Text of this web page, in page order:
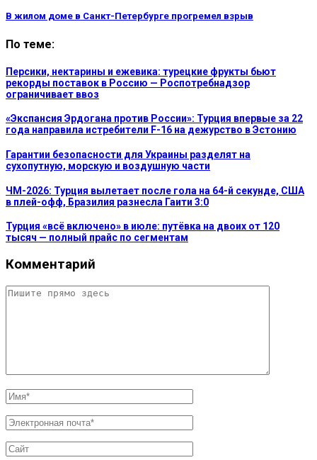
В жилом доме в Санкт-Петербурге прогремел взрыв
По теме:
Персики, нектарины и ежевика: турецкие фрукты бьют
рекорды поставок в Россию — Роспотребнадзор
ограничивает ввоз
«Экспансия Эрдогана против России»: Турция впервые за 22
года направила истребители F-16 на дежурство в Эстонию
Гарантии безопасности для Украины разделят на
сухопутную, морскую и воздушную части
ЧМ-2026: Турция вылетает после гола на 64-й секунде, США
в плей-офф, Бразилия разнесла Гаити 3:0
Турция «всё включено» в июле: путёвка на двоих от 120
тысяч — полный прайс по сегментам
Комментарий